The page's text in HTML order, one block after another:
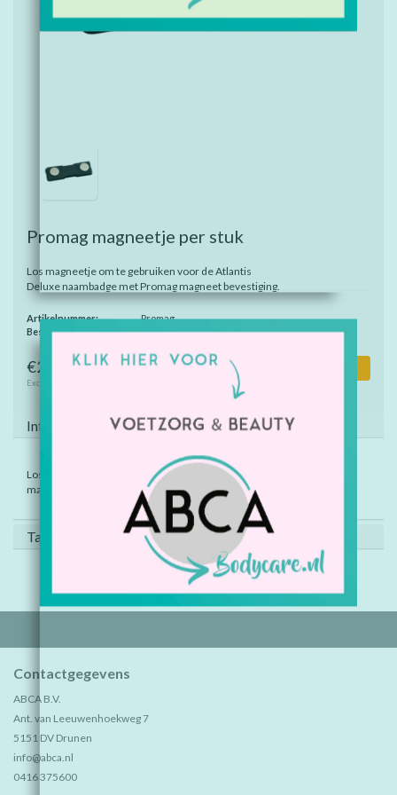
Promag magneetje per stuk
Los magneetje om te gebruiken voor de Atlantis
Deluxe naambadge met Promag magneet bevestiging.
Artikelnummer:
Promag
Beschikbaarheid:
Op voorraad
€2,55
Excl. btw
Toevoegen aan winkelwagen
Informatie
Losse Promag magneet voor gebruik op de naambadges met Promag
magneet bevestiging. Per stuk.
Tags (0)
Contactgegevens
ABCA B.V.
Ant. van Leeuwenhoekweg 7
5151 DV Drunen
info@abca.nl
0416 375600